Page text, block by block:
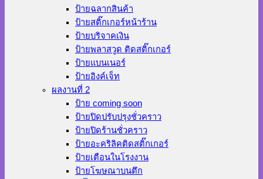
ป้ายฉลากสินค้า
ป้ายสติ๊กเกอร์หน้าร้าน
ป้ายบริจาคเงิน
ป้ายพลาสวูด ติดสติ๊กเกอร์
ป้ายแบนเนอร์
ป้ายอิงค์เจ็ท
ผลงานที่ 2
ป้าย coming soon
ป้ายปิดปรับปรุงชั่วคราว
ป้ายปิดร้านชั่วคราว
ป้ายอะคริลิคติดสติ๊กเกอร์
ป้ายเตือนในโรงงาน
ป้ายโฆษณาบนตึก